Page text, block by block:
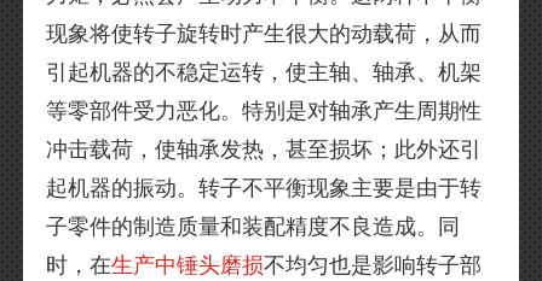
现象将使转子旋转时产生很大的动载荷，从而
引起机器的不稳定运转，使主轴、轴承、机架
等零部件受力恶化。特别是对轴承产生周期性
冲击载荷，使轴承发热，甚至损坏；此外还引
起机器的振动。转子不平衡现象主要是由于转
子零件的制造质量和装配精度不良造成。同
时，在生产中锤头磨损不均匀也是影响转子部